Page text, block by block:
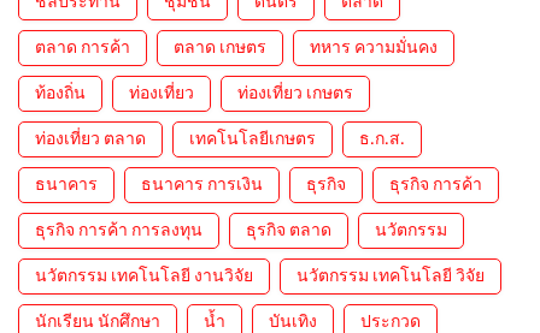
ตลาด การค้า ตลาด เกษตร ทหาร ความมั่นคง
ท้องถิ่น ท่องเที่ยว ท่องเที่ยว เกษตร
ท่องเที่ยว ตลาด เทคโนโลยีเกษตร ธ.ก.ส.
ธนาคาร ธนาคาร การเงิน ธุรกิจ ธุรกิจ การค้า
ธุรกิจ การค้า การลงทุน ธุรกิจ ตลาด นวัตกรรม
นวัตกรรม เทคโนโลยี งานวิจัย นวัตกรรม เทคโนโลยี วิจัย
นักเรียน นักศึกษา น้ำ บันเทิง ประกวด